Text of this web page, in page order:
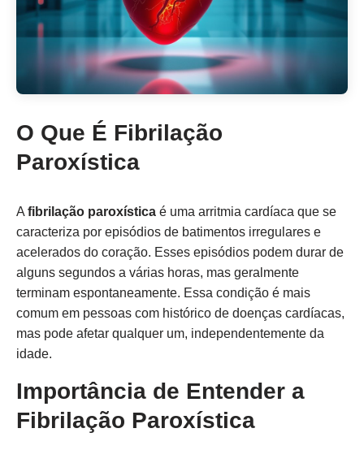
O Que É Fibrilação
Paroxística
A fibrilação paroxística é uma arritmia cardíaca que se
caracteriza por episódios de batimentos irregulares e
acelerados do coração. Esses episódios podem durar de
alguns segundos a várias horas, mas geralmente
terminam espontaneamente. Essa condição é mais
comum em pessoas com histórico de doenças cardíacas,
mas pode afetar qualquer um, independentemente da
idade.
Importância de Entender a
Fibrilação Paroxística